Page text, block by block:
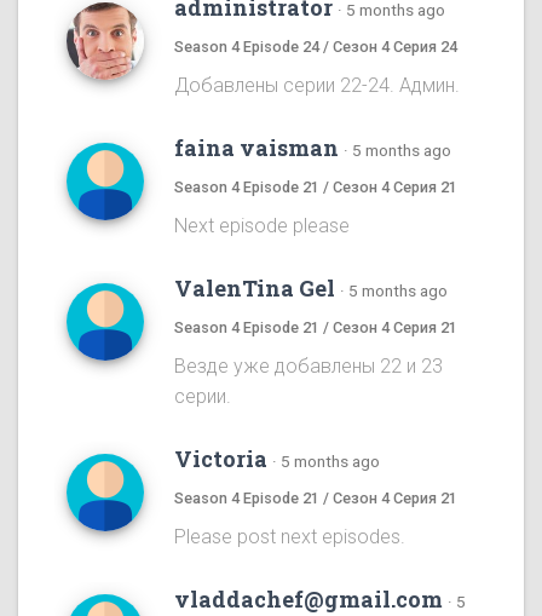
administrator · 5 months ago
Season 4 Episode 24 / Сезон 4 Серия 24
Добавлены серии 22-24. Админ.
faina vaisman · 5 months ago
Season 4 Episode 21 / Сезон 4 Серия 21
Next episode please
ValenTina Gel · 5 months ago
Season 4 Episode 21 / Сезон 4 Серия 21
Везде уже добавлены 22 и 23
серии.
Victoria · 5 months ago
Season 4 Episode 21 / Сезон 4 Серия 21
Please post next episodes.
vladdachef@gmail.com · 5